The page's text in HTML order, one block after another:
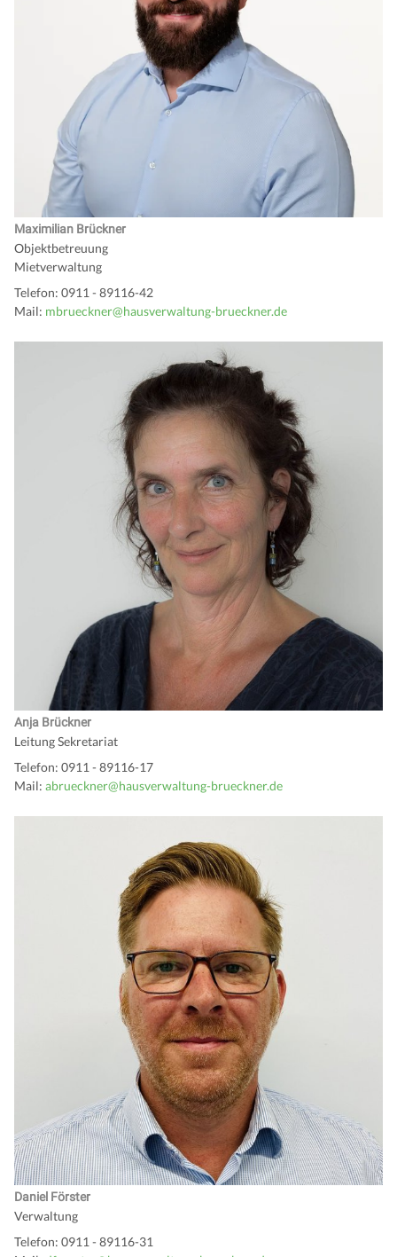
Maximilian Brückner
Objektbetreuung
Mietverwaltung
Telefon: 0911 - 89116-42
Mail: mbrueckner@hausverwaltung-brueckner.de
Anja Brückner
Leitung Sekretariat
Telefon: 0911 - 89116-17
Mail: abrueckner@hausverwaltung-brueckner.de
Daniel Förster
Verwaltung
Telefon: 0911 - 89116-31